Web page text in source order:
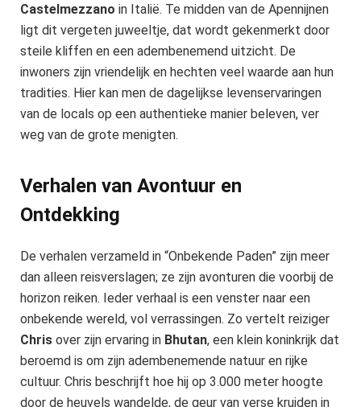
Castelmezzano in Italië. Te midden van de Apennijnen
ligt dit vergeten juweeltje, dat wordt gekenmerkt door
steile kliffen en een adembenemend uitzicht. De
inwoners zijn vriendelijk en hechten veel waarde aan hun
tradities. Hier kan men de dagelijkse levenservaringen
van de locals op een authentieke manier beleven, ver
weg van de grote menigten.
Verhalen van Avontuur en
Ontdekking
De verhalen verzameld in “Onbekende Paden” zijn meer
dan alleen reisverslagen; ze zijn avonturen die voorbij de
horizon reiken. Ieder verhaal is een venster naar een
onbekende wereld, vol verrassingen. Zo vertelt reiziger
Chris over zijn ervaring in Bhutan, een klein koninkrijk dat
beroemd is om zijn adembenemende natuur en rijke
cultuur. Chris beschrijft hoe hij op 3.000 meter hoogte
door de heuvels wandelde, de geur van verse kruiden in